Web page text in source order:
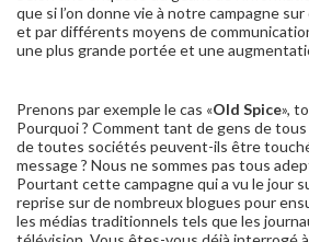
que si l’on donne vie à notre campagne
et par différents moyens de
une plus grande portée et une
Prenons par exemple le cas «Old Spice»,
Pourquoi ? Comment tant de gens de
de toutes sociétés peuvent-ils être
message ? Nous ne sommes pas tous
Pourtant cette campagne qui a vu le jour
reprise sur de nombreux blogues pour
les médias traditionnels tels que les